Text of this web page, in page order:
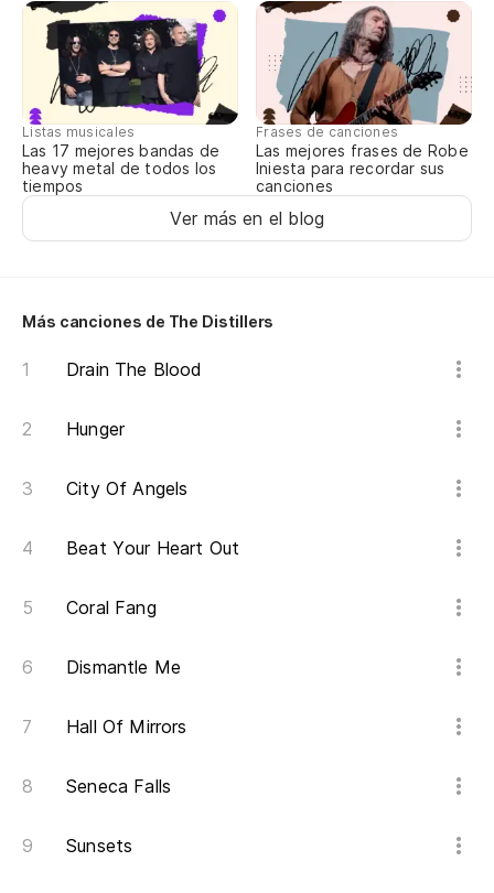
Listas musicales
Las 17 mejores bandas de
heavy metal de todos los
tiempos
Frases de canciones
Las mejores frases de Robe
Iniesta para recordar sus
canciones
Ver más en el blog
Más canciones de The Distillers
Drain The Blood
Hunger
City Of Angels
Beat Your Heart Out
Coral Fang
Dismantle Me
Hall Of Mirrors
Seneca Falls
Sunsets